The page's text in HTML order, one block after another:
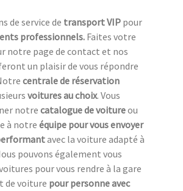
de service de transport VIP pour
professionnels. Faites votre
notre page de contact et nos
un plaisir de vous répondre
centrale de réservation
voitures au choix. Vous
notre catalogue de voitureou
à notre équipe pour vous envoyer
avec la voiture adapté à
pouvons également vous
pour vous rendre à la gare
de voiture pour personne avec